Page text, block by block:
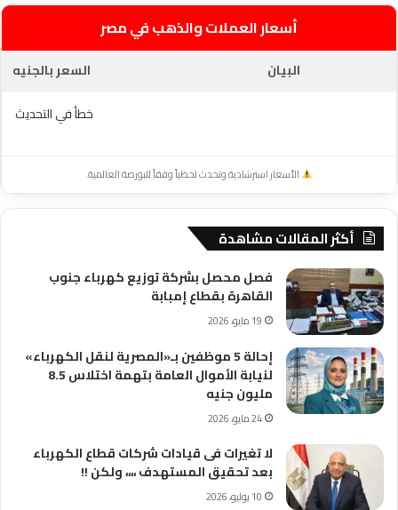
أسعار العملات والذهب في مصر
البيان
السعر بالجنيه
خطأ في التحديث
الأسعار استرشادية وتحدث لحظياً وفقاً للبورصة العالمية.
أكثر المقالات مشاهدة
فصل محصل بشركة توزيع كهرباء جنوب
القاهرة بقطاع إمبابة
19 مايو، 2026
إحالة 5 موظفين بـ«المصرية لنقل الكهرباء»
لنيابة الأموال العامة بتهمة اختلاس 8.5
مليون جنيه
24 مايو، 2026
لا تغيرات فى قيادات شركات قطاع الكهرباء
بعد تحقيق المستهدف ،،،، ولكن !!
10 يوليو، 2026